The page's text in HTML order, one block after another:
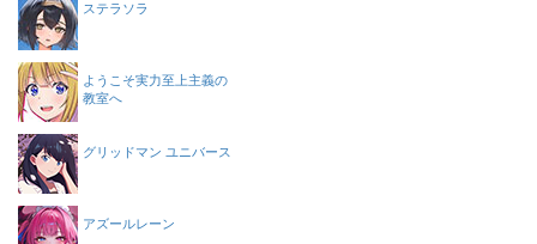
ステラソラ
ようこそ実力至上主義の
教室へ
グリッドマン ユニバース
アズールレーン